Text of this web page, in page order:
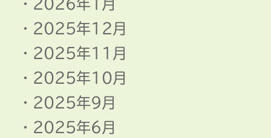
2026年1月
2025年12月
2025年11月
2025年10月
2025年9月
2025年6月